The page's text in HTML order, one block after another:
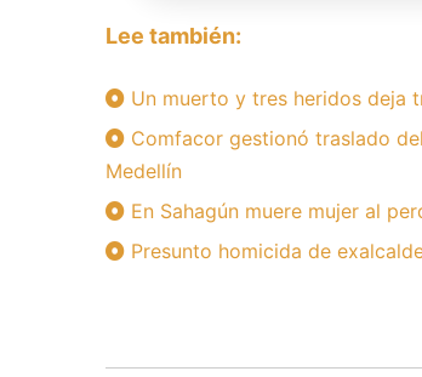
Lee también:
Un muerto y tres heridos deja
Comfacor gestionó traslado
Medellín
En Sahagún muere mujer al
Presunto homicida de